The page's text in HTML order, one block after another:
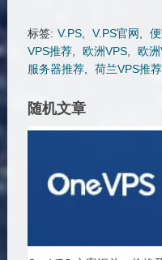
标签: V.PS, V.PS官网,
VPS推荐, 欧洲VPS, 欧
服务器推荐, 荷兰VPS推荐
随机文章